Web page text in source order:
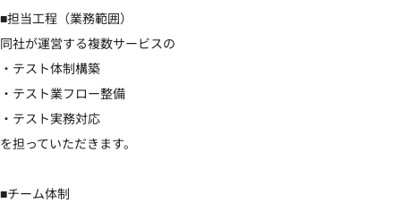
■担当工程（業務範囲）
同社が運営する複数サービスの
・テスト体制構築
・テスト業フロー整備
・テスト実務対応
を担っていただきます。
■チーム体制